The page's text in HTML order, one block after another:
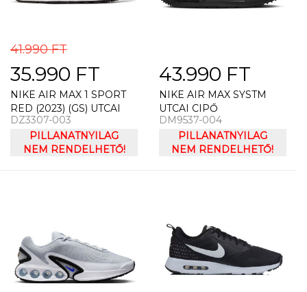
41.990 FT
35.990 FT
NIKE AIR MAX 1 SPORT
RED (2023) (GS) UTCAI
CIPŐ
DZ3307-003
PILLANATNYILAG
NEM RENDELHETŐ!
43.990 FT
NIKE AIR MAX SYSTM
UTCAI CIPŐ
DM9537-004
PILLANATNYILAG
NEM RENDELHETŐ!